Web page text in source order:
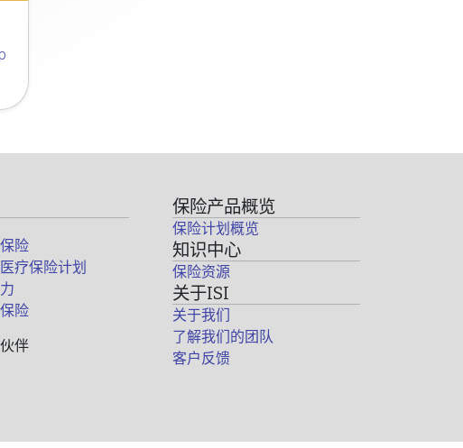
险
疗保险计划
险
伴
保险产品概览
保险计划概览
知识中心
保险资源
关于ISI
关于我们
了解我们的团队
客户反馈